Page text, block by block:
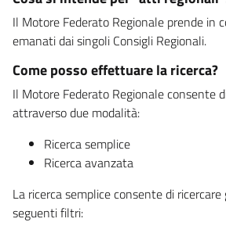
Il Motore Federato Regionale prende in
emanati dai singoli Consigli Regionali.
Come posso effettuare la ricerca?
Il Motore Federato Regionale consente
attraverso due modalità:
Ricerca semplice
Ricerca avanzata
La ricerca semplice consente di
seguenti filtri: